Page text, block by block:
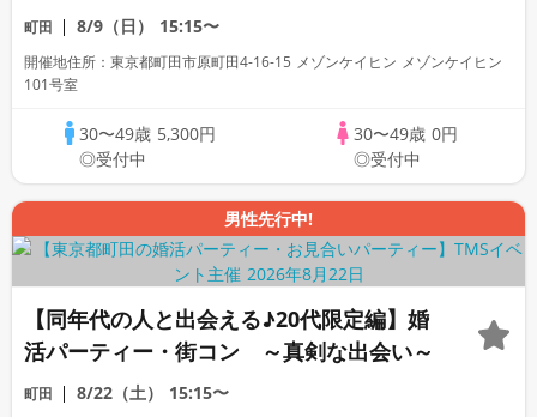
～
町田 8/9（日） 15:15〜
開催地住所：東京都町田市原町田4-16-15 メゾンケイヒン メゾンケイヒン
101号室
30〜49歳 5,300円
◎受付中
30〜49歳 0円
◎受付中
男性先行中!
【同年代の人と出会える♪20代限定編】婚
活パーティー・街コン ～真剣な出会い～
町田 8/22（土） 15:15〜